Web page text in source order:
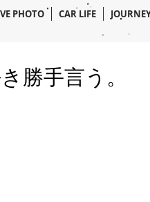
PHOTO CAR LIFE
勝手言う。